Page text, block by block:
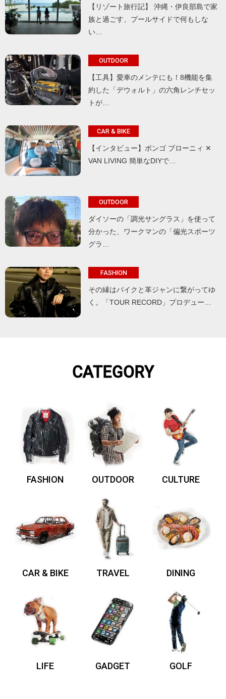
【リゾート旅行記】 沖縄・伊良部島で家
族と過ごす、プールサイドで何もしな
い…
OUTDOOR
【工具】愛車のメンテにも！8機能を集
約した「デウォルト」の六角レンチセッ
トが…
CAR & BIKE
【インタビュー】ボンゴ ブローニィ ✕
VAN LIVING 簡単なDIYで…
OUTDOOR
ダイソーの「調光サングラス」を使って
分かった、ワークマンの「偏光スポーツ
グラ…
FASHION
その縁はバイクと革ジャンに繋がってゆ
く。「TOUR RECORD」プロデュー…
CATEGORY
FASHION OUTDOOR CULTURE
CAR & BIKE TRAVEL DINING
LIFE GADGET GOLF